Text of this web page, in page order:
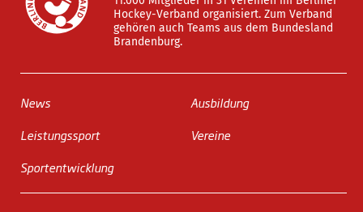
Hockey-Verband organisiert. Zum Verband
gehören auch Teams aus dem Bundesland
Brandenburg.
News
Leistungssport
Sportentwicklung
Ausbildung
Vereine